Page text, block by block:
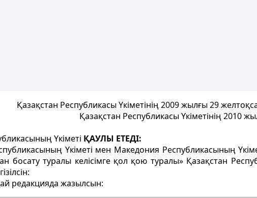
Қазақстан Республикасы Үкіметінің 2009 жылғы 29
Қазақстан Республикасы Үкіметінің 2010
Үкіметі ҚАУЛЫ ЕТЕДІ:
Үкіметі мен Македония Республикасының
босату туралы келісімге қол қою туралы» Қазақстан
редакцияда жазылсын: